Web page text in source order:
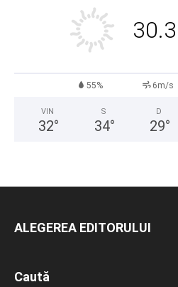
30.3
55% 6m/s
VIN
32°
S
34°
D
29°
ALEGEREA EDITORULUI
Caută